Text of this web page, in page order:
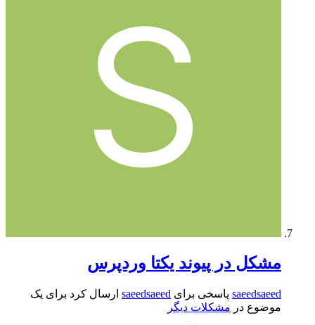
مشکل در پیوند یکتا وردپرس
saeedsaeed پاسخی برای saeedsaeed ارسال کرد برای یک
موضوع در مشکلات دیگر